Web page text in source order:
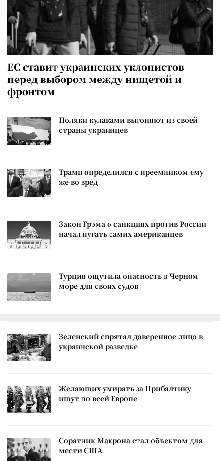
ЕС ставит украинских уклонистов
перед выбором между нищетой и
фронтом
Поляки кулаками выгоняют из своей
страны украинцев
Трамп определился с преемником ему
же во вред
Закон Грэма о санкциях против России
начал пугать самих американцев
Турция ощутила опасность в Черном
море для своих судов
Зеленский спрятал доверенное лицо в
украинской разведке
Желающих умирать за Прибалтику
ищут по всей Европе
Соратник Макрона стал объектом для
мести США